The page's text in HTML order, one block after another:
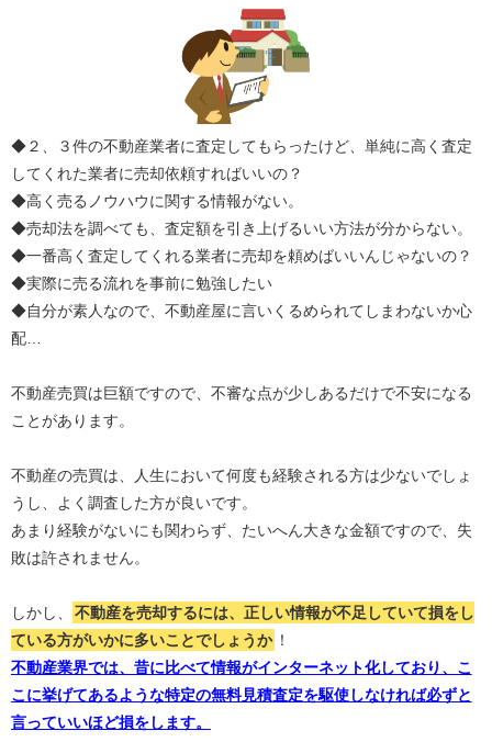
◆２、３件の不動産業者に査定してもらったけど、単純に高く査定
してくれた業者に売却依頼すればいいの？
◆高く売るノウハウに関する情報がない。
◆売却法を調べても、査定額を引き上げるいい方法が分からない。
◆一番高く査定してくれる業者に売却を頼めばいいんじゃないの？
◆実際に売る流れを事前に勉強したい
◆自分が素人なので、不動産屋に言いくるめられてしまわないか心
配…
不動産売買は巨額ですので、不審な点が少しあるだけで不安になる
ことがあります。
不動産の売買は、人生において何度も経験される方は少ないでしょ
うし、よく調査した方が良いです。
あまり経験がないにも関わらず、たいへん大きな金額ですので、失
敗は許されません。
しかし、
不動産を売却するには、正しい情報が不足していて損をし
ている方がいかに多いことでしょうか ！
不動産業界では、昔に比べて情報がインターネット化しており、こ
こに挙げてあるような特定の無料見積査定を駆使しなければ必ずと
言っていいほど損をします。